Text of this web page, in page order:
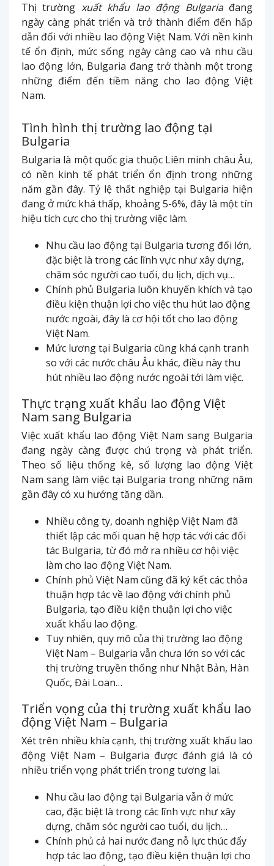
Thị trường xuất khẩu lao động Bulgariađang
ngày càng phát triển và trở thành điểm đến hấp
dẫn đối với nhiều lao động Việt Nam. Với nền kinh
tế ổn định, mức sống ngày càng cao và nhu cầu
lao động lớn, Bulgaria đang trở thành một trong
những điểm đến tiềm năng cho lao động Việt
Nam.
Tình hình thị trường lao động tại
Bulgaria
Bulgaria là một quốc gia thuộc Liên minh châu Âu,
có nền kinh tế phát triển ổn định trong những
năm gần đây. Tỷ lệ thất nghiệp tại Bulgaria hiện
đang ở mức khá thấp, khoảng 5-6%, đây là một tín
hiệu tích cực cho thị trường việc làm.
Nhu cầu lao động tại Bulgaria tương đối lớn,
đặc biệt là trong các lĩnh vực như xây dựng,
chăm sóc người cao tuổi, du lịch, dịch vụ…
Chính phủ Bulgaria luôn khuyến khích và tạo
điều kiện thuận lợi cho việc thu hút lao động
nước ngoài, đây là cơ hội tốt cho lao động
Việt Nam.
Mức lương tại Bulgaria cũng khá cạnh tranh
so với các nước châu Âu khác, điều này thu
hút nhiều lao động nước ngoài tới làm việc.
Thực trạng xuất khẩu lao động Việt
Nam sang Bulgaria
Việc xuất khẩu lao động Việt Nam sang Bulgaria
đang ngày càng được chú trọng và phát triển.
Theo số liệu thống kê, số lượng lao động Việt
Nam sang làm việc tại Bulgaria trong những năm
gần đây có xu hướng tăng dần.
Nhiều công ty, doanh nghiệp Việt Nam đã
thiết lập các mối quan hệ hợp tác với các đối
tác Bulgaria, từ đó mở ra nhiều cơ hội việc
làm cho lao động Việt Nam.
Chính phủ Việt Nam cũng đã ký kết các thỏa
thuận hợp tác về lao động với chính phủ
Bulgaria, tạo điều kiện thuận lợi cho việc
xuất khẩu lao động.
Tuy nhiên, quy mô của thị trường lao động
Việt Nam – Bulgaria vẫn chưa lớn so với các
thị trường truyền thống như Nhật Bản, Hàn
Quốc, Đài Loan…
Triển vọng của thị trường xuất khẩu lao
động Việt Nam – Bulgaria
Xét trên nhiều khía cạnh, thị trường xuất khẩu lao
động Việt Nam – Bulgaria được đánh giá là có
nhiều triển vọng phát triển trong tương lai.
Nhu cầu lao động tại Bulgaria vẫn ở mức
cao, đặc biệt là trong các lĩnh vực như xây
dựng, chăm sóc người cao tuổi, du lịch…
Chính phủ cả hai nước đang nỗ lực thúc đẩy
hợp tác lao động, tạo điều kiện thuận lợi cho